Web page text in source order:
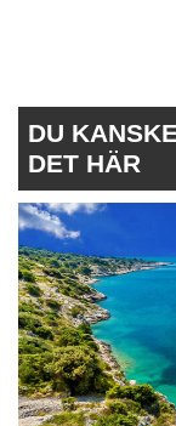
DU
DET HÄR